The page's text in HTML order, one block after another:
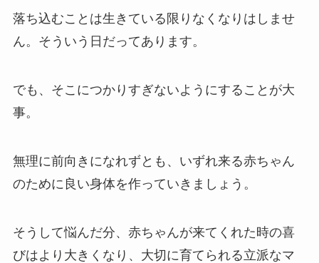
落ち込むことは生きている限りなくなりはしませ
ん。そういう日だってあります。
でも、そこにつかりすぎないようにすることが大
事。
無理に前向きになれずとも、いずれ来る赤ちゃん
のために良い身体を作っていきましょう。
そうして悩んだ分、赤ちゃんが来てくれた時の喜
びはより大きくなり、大切に育てられる立派なマ